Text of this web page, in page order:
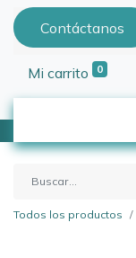
Contáctanos
Mi carrito 0
Todos los productos